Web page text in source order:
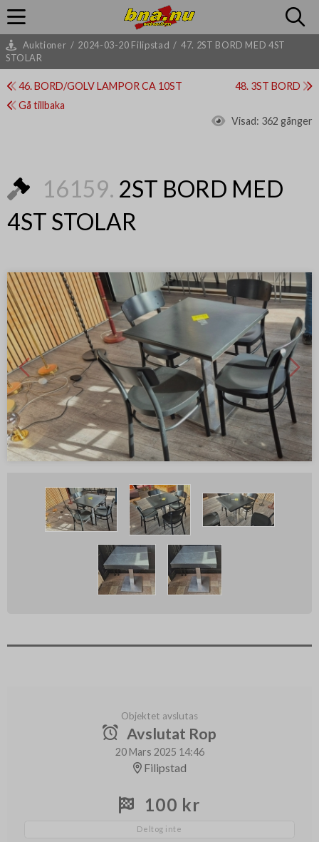
Auktioner / 2024-03-20 Filipstad / 47. 2ST BORD MED 4ST
STOLAR
46. BORD/GOLV LAMPOR CA 10ST
48. 3ST BORD
Gå tillbaka
Visad: 362 gånger
16159. 2ST BORD MED
4ST STOLAR
Objektet avslutas
Avslutat Rop
20 Mars 2025 14:46
Filipstad
100 kr
Deltog inte